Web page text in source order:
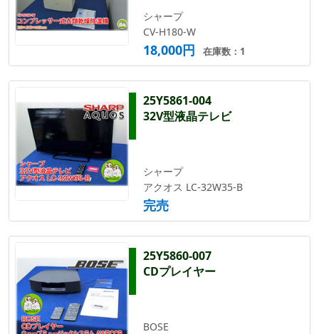
シャープ
CV-H180-W
18,000円 在庫数：1
25Y5861-004
32V型液晶テレビ
シャープ
アクオス LC-32W35-B
完売
25Y5860-007
CDプレイヤー
BOSE